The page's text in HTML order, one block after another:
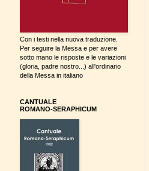
Con i testi nella nuova traduzione.
Per seguire la Messa e per avere
sotto mano le risposte e le variazioni
(gloria, padre nostro...) all'ordinario
della Messa in italiano
CANTUALE
ROMANO-SERAPHICUM